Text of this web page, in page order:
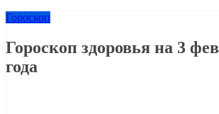
Гороскоп
Гороскоп здоровья на 3
года